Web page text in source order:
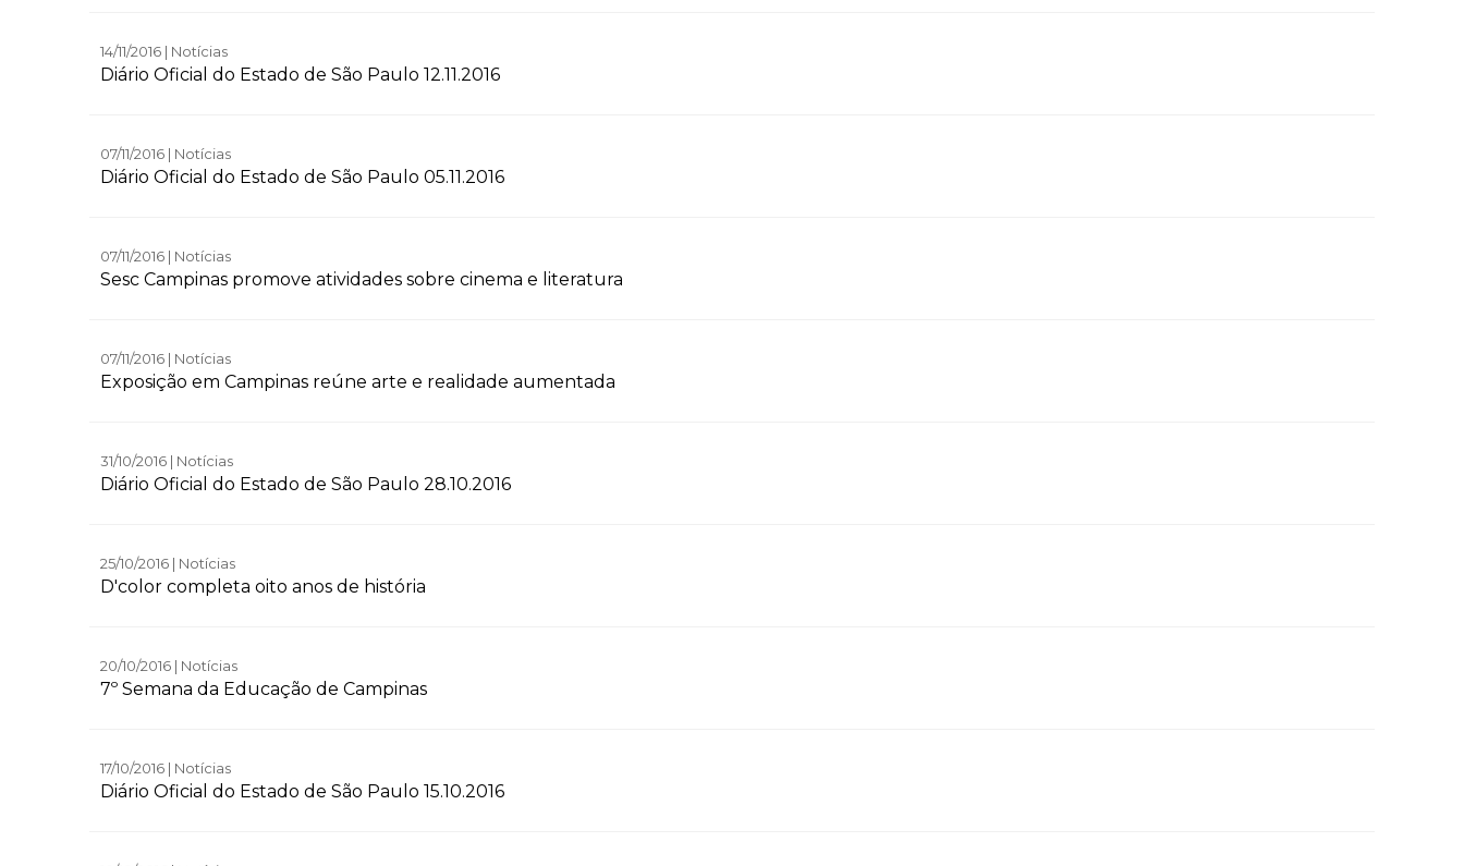
14/11/2016 | Notícias
Diário Oficial do Estado de São Paulo 12.11.2016
07/11/2016 | Notícias
Diário Oficial do Estado de São Paulo 05.11.2016
07/11/2016 | Notícias
Sesc Campinas promove atividades sobre cinema e literatura
07/11/2016 | Notícias
Exposição em Campinas reúne arte e realidade aumentada
31/10/2016 | Notícias
Diário Oficial do Estado de São Paulo 28.10.2016
25/10/2016 | Notícias
D'color completa oito anos de história
20/10/2016 | Notícias
7º Semana da Educação de Campinas
17/10/2016 | Notícias
Diário Oficial do Estado de São Paulo 15.10.2016